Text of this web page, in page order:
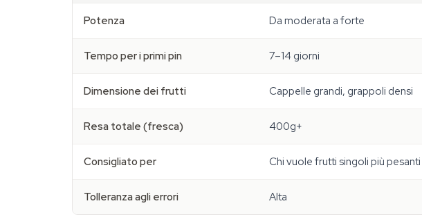
Potenza Da moderata a forte
Tempo per i primi pin 7–14 giorni
Dimensione dei frutti Cappelle grandi, grappoli densi
Resa totale (fresca) 400g+
Consigliato per Chi vuole frutti singoli più pesanti
Tolleranza agli errori Alta